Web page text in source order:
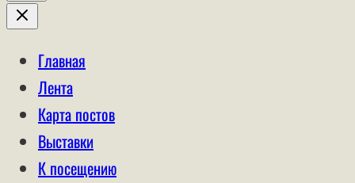
Главная
Лента
Карта постов
Выставки
К посещению